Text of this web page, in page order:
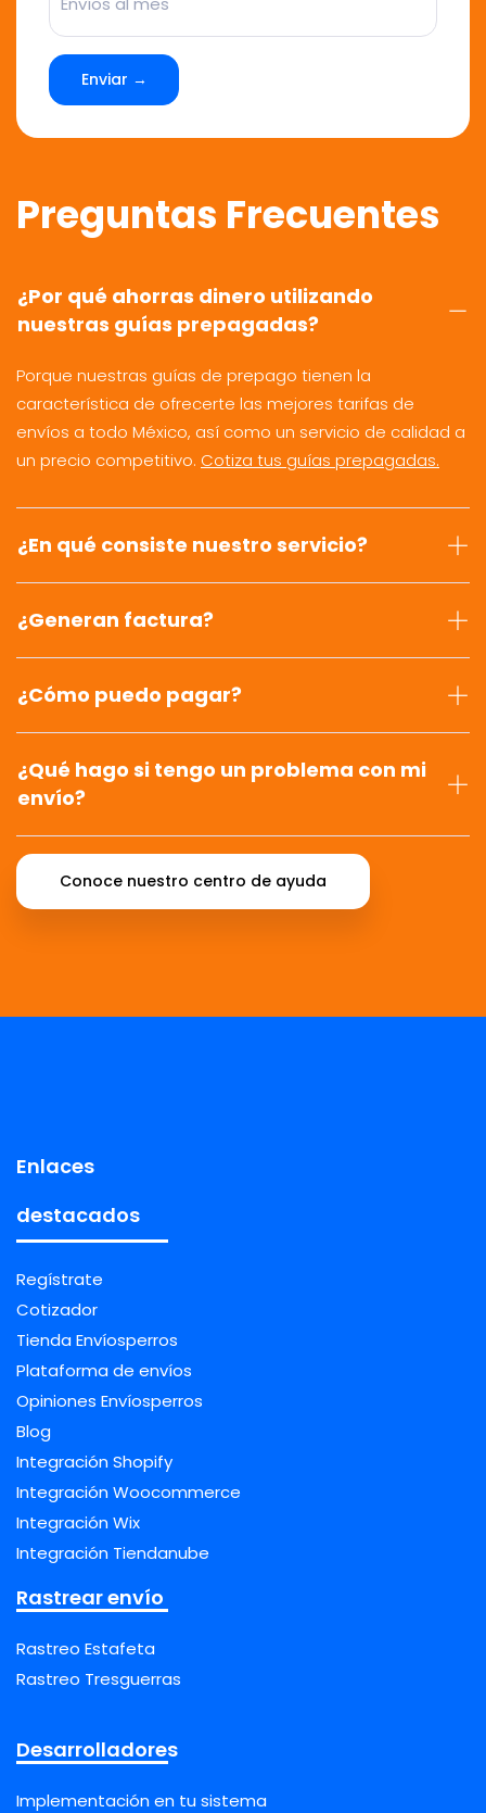
Enviar →
Preguntas Frecuentes
¿Por qué ahorras dinero utilizando
nuestras guías prepagadas?
Porque nuestras guías de prepago tienen la
característica de ofrecerte las mejores tarifas de
envíos a todo México, así como un servicio de calidad a
un precio competitivo. Cotiza tus guías prepagadas.
¿En qué consiste nuestro servicio?
¿Generan factura?
¿Cómo puedo pagar?
¿Qué hago si tengo un problema con mi
envío?
Conoce nuestro centro de ayuda
Enlaces
destacados
Regístrate
Cotizador
Tienda Envíosperros
Plataforma de envíos
Opiniones Envíosperros
Blog
Integración Shopify
Integración Woocommerce
Integración Wix
Integración Tiendanube
Rastrear envío
Rastreo Estafeta
Rastreo Tresguerras
Desarrolladores
Implementación en tu sistema